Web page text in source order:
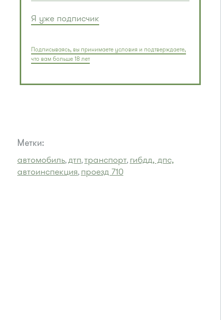
Я уже подписчик
Подписываясь, вы принимаете условия и подтверждаете,
что вам больше 18 лет
Метки:
автомобиль,дтп,транспорт, гибдд, дпс,
автоинспекция, проезд 710